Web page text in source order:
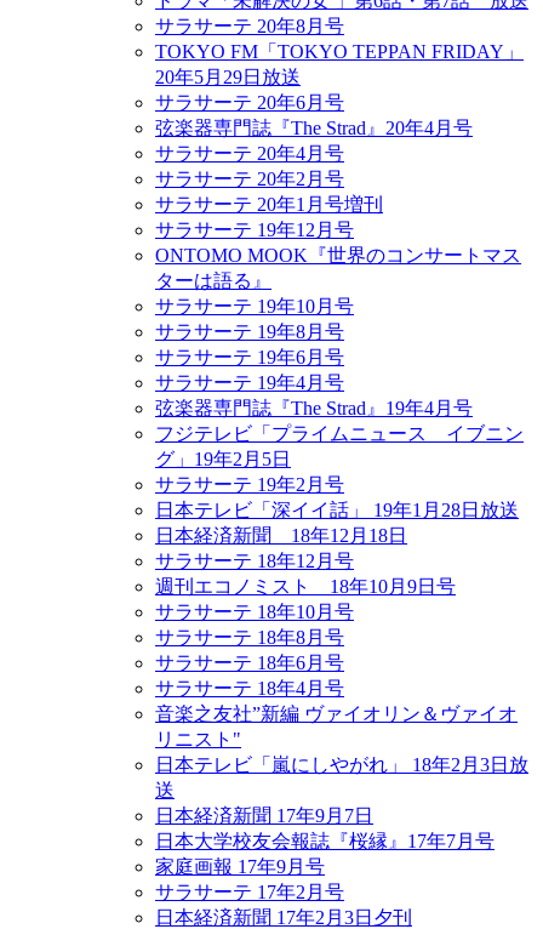
サラサーテ 20年8月号
TOKYO FM「TOKYO TEPPAN FRIDAY」
20年5月29日放送
サラサーテ 20年6月号
弦楽器専門誌『The Strad』20年4月号
サラサーテ 20年4月号
サラサーテ 20年2月号
サラサーテ 20年1月号増刊
サラサーテ 19年12月号
ONTOMO MOOK『世界のコンサートマス
ターは語る』
サラサーテ 19年10月号
サラサーテ 19年8月号
サラサーテ 19年6月号
サラサーテ 19年4月号
弦楽器専門誌『The Strad』19年4月号
フジテレビ「プライムニュース イブニン
グ」19年2月5日
サラサーテ 19年2月号
日本テレビ「深イイ話」 19年1月28日放送
日本経済新聞 18年12月18日
サラサーテ 18年12月号
週刊エコノミスト 18年10月9日号
サラサーテ 18年10月号
サラサーテ 18年8月号
サラサーテ 18年6月号
サラサーテ 18年4月号
音楽之友社”新編 ヴァイオリン＆ヴァイオ
リニスト"
日本テレビ「嵐にしやがれ」 18年2月3日放
送
日本経済新聞 17年9月7日
日本大学校友会報誌『桜縁』17年7月号
家庭画報 17年9月号
サラサーテ 17年2月号
日本経済新聞 17年2月3日夕刊